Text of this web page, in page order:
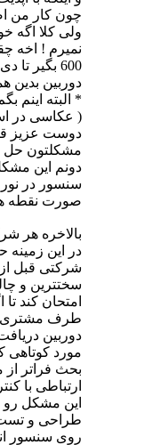
چون کار من
ولی کلا اگه
نمیرم ! اخه
دوربین بدین
( عکاسی در
مشکلتون حل
دونم این
سنسور در
صورت نقطه
بالاخره هر
در این زمینه
شرکتی قبل از
سختترین و
امتحان کند
طرف مشتری
دوربین
مورد کوتاهی
بحث فراتر
ارتباطی با
این مشکل رو
طراحی و تست
روی سنسور